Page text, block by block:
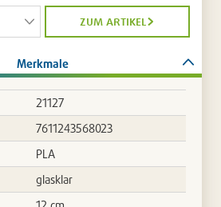
zum artikel
Merkmale
21127
7611243568023
PLA
glasklar